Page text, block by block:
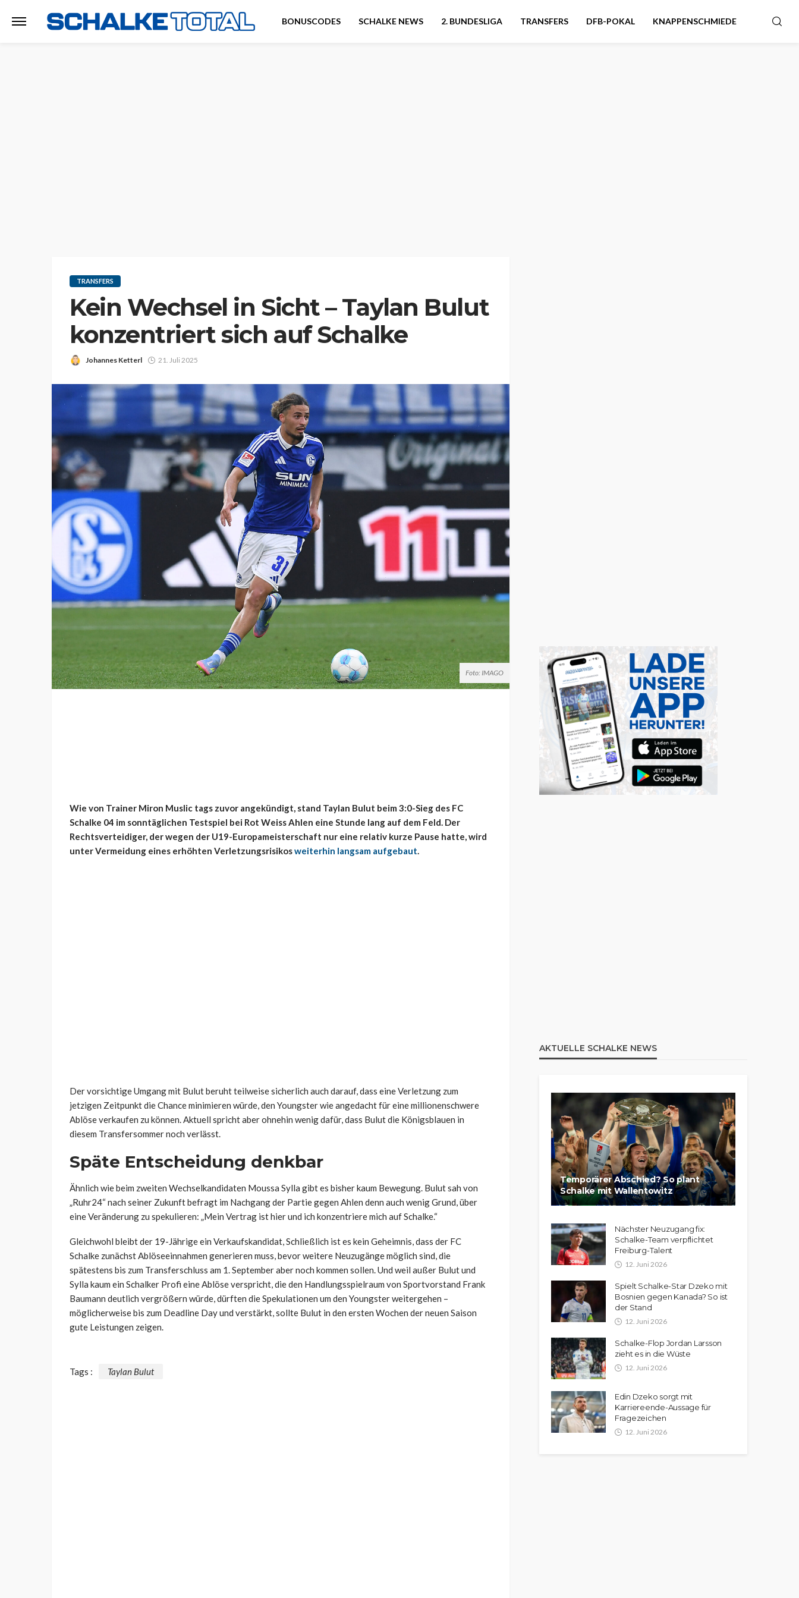
BONUSCODES SCHALKE NEWS 2. BUNDESLIGA TRANSFERS DFB-POKAL KNAPPENSCHMIEDE
TRANSFERS
Kein Wechsel in Sicht – Taylan Bulut
konzentriert sich auf Schalke
Johannes Ketterl 21. Juli 2025
Foto: IMAGO
Wie von Trainer Miron Muslic tags zuvor angekündigt, stand Taylan Bulut beim 3:0-Sieg des FC
Schalke 04 im sonntäglichen Testspiel bei Rot Weiss Ahlen eine Stunde lang auf dem Feld. Der
Rechtsverteidiger, der wegen der U19-Europameisterschaft nur eine relativ kurze Pause hatte, wird
unter Vermeidung eines erhöhten Verletzungsrisikosweiterhin langsam aufgebaut.
Der vorsichtige Umgang mit Bulut beruht teilweise sicherlich auch darauf, dass eine Verletzung zum
jetzigen Zeitpunkt die Chance minimieren würde, den Youngster wie angedacht für eine millionenschwere
Ablöse verkaufen zu können. Aktuell spricht aber ohnehin wenig dafür, dass Bulut die Königsblauen in
diesem Transfersommer noch verlässt.
Späte Entscheidung denkbar
Ähnlich wie beim zweiten Wechselkandidaten Moussa Sylla gibt es bisher kaum Bewegung. Bulut sah von
„Ruhr24“ nach seiner Zukunft befragt im Nachgang der Partie gegen Ahlen denn auch wenig Grund, über
eine Veränderung zu spekulieren: „Mein Vertrag ist hier und ich konzentriere mich auf Schalke.“
Gleichwohl bleibt der 19-Jährige ein Verkaufskandidat, Schließlich ist es kein Geheimnis, dass der FC
Schalke zunächst Ablöseeinnahmen generieren muss, bevor weitere Neuzugänge möglich sind, die
spätestens bis zum Transferschluss am 1. September aber noch kommen sollen. Und weil außer Bulut und
Sylla kaum ein Schalker Profi eine Ablöse verspricht, die den Handlungsspielraum von Sportvorstand Frank
Baumann deutlich vergrößern würde, dürften die Spekulationen um den Youngster weitergehen –
möglicherweise bis zum Deadline Day und verstärkt, sollte Bulut in den ersten Wochen der neuen Saison
gute Leistungen zeigen.
Tags : Taylan Bulut
AKTUELLE SCHALKE NEWS
Temporärer Abschied? So plant
Schalke mit Wallentowitz
Nächster Neuzugang fix:
Schalke-Team verpflichtet
Freiburg-Talent
12. Juni 2026
Spielt Schalke-Star Dzeko mit
Bosnien gegen Kanada? So ist
der Stand
12. Juni 2026
Schalke-Flop Jordan Larsson
zieht es in die Wüste
12. Juni 2026
Edin Dzeko sorgt mit
Karriereende-Aussage für
Fragezeichen
12. Juni 2026